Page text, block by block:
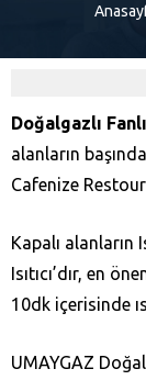
Doğalgazlı
alanların başında
Cafenize
Kapalı alanların
Isıtıcı’dır, en
10dk içerisinde
UMAYGAZ